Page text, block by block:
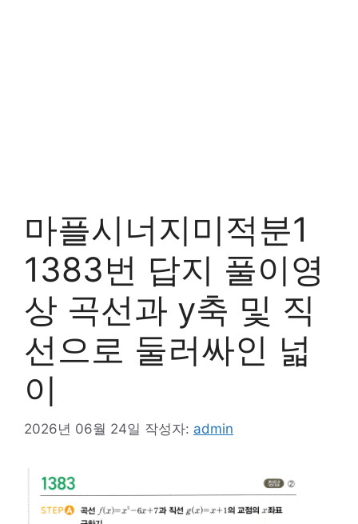
마플시너지미적분1
1383번 답지 풀이영
상 곡선과 y축 및 직
선으로 둘러싸인 넓
이
2026년 06월 24일 작성자: admin